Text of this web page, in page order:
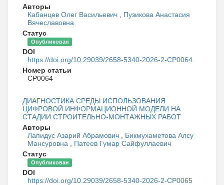
Авторы
Кабанцев Олег Васильевич
Пузикова Анастасия
Вячеславовна
Статус
Опубликован
DOI
https://doi.org/10.29039/2658-5340-2026-2-CP0064
Номер статьи
CP0064
ДИАГНОСТИКА СРЕДЫ ИСПОЛЬЗОВАНИЯ
ЦИФРОВОЙ ИНФОРМАЦИОННОЙ МОДЕЛИ НА
СТАДИИ СТРОИТЕЛЬНО-МОНТАЖНЫХ РАБОТ
Авторы
Лапидус Азарий Абрамович
Бикмухаметова Алсу
Мансуровна
Патеев Гумар Сайфуллаевич
Статус
Опубликован
DOI
https://doi.org/10.29039/2658-5340-2026-2-CP0065